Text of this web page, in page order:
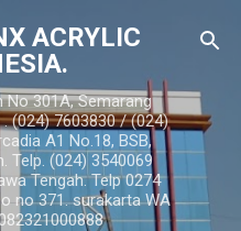
utama
ACRYLIC
301A, Semarang
(024) 7603830 / (024)
A1 No.18, BSB,
Telp. (024) 3540069
Tengah. Telp 0274
no 371. surakarta WA